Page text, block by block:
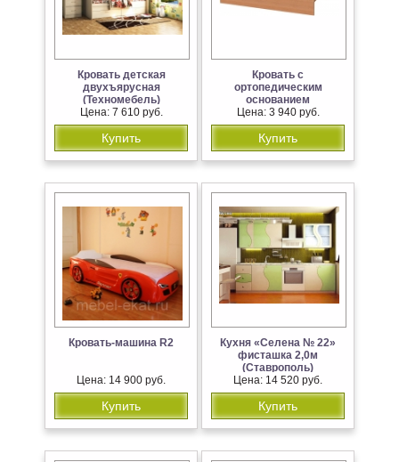
Кровать детская
двухъярусная
(Техномебель)
Цена: 7 610 руб.
Купить
Кровать с
ортопедическим
основанием
800,900,1200,1400,1600,1800
мм (Гарун)
Цена: 3 940 руб.
Купить
Кровать-машина R2
Цена: 14 900 руб.
Купить
Кухня «Селена № 22»
фисташка 2,0м
(Ставрополь)
Цена: 14 520 руб.
Купить